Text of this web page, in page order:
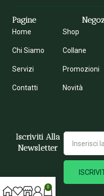
Pagine
Home
Chi Siamo
Servizi
Contatti
Shop
Collane
Promozioni
Novità
Iscriviti Alla
Newsletter
0